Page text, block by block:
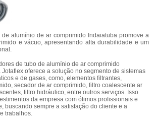
alumínio de ar comprimido Indaiatuba promove a
e vácuo, apresentando alta durabilidade e um
de tubo de alumínio de ar comprimido
oferece a solução no segmento de sistemas
e de gases, como, elementos filtrantes,
secador de ar comprimido, filtro coalescente ar
filtro hidráulico, entre outros serviços. Isso
da empresa com ótimos profissionais e
buscando sempre a satisfação do cliente e a
trabalhos.